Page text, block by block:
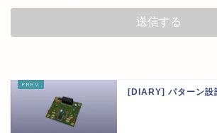
[DIARY] パターン設